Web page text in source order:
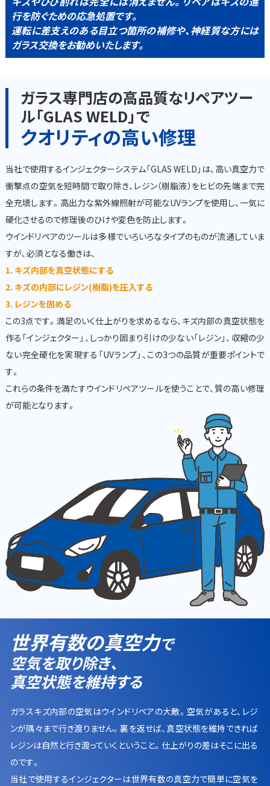
行を防ぐための応急処置です。
運転に差支えのある目立つ箇所の補修や、神経質な方には
ガラス交換をお勧めいたします。
ガラス専門店の高品質なリペアツー
ル「GLAS WELD」で
クオリティの高い修理
当社で使用するインジェクターシステム「GLAS WELD」は、高い真空力で
衝撃点の空気を短時間で取り除き、レジン（樹脂液）をヒビの先端まで完
全充填します。高出力な紫外線照射が可能なUVランプを使用し、一気に
硬化させるので修理後のひけや変色を防止します。
ウインドリペアのツールは多様でいろいろなタイプのものが流通していま
すが、必須となる働きは、
1. キズ内部を真空状態にする
2. キズの内部にレジン(樹脂)を圧入する
3. レジンを固める
この3点です。満足のいく仕上がりを求めるなら、キズ内部の真空状態を
作る「インジェクター」、しっかり固まり引けの少ない「レジン」、収縮の少
ない完全硬化を実現する「UVランプ」、この3つの品質が重要ポイントで
す。
これらの条件を満たすウインドリペアツールを使うことで、質の高い修理
が可能となります。
世界有数の真空力で
空気を取り除き、
真空状態を維持する
ガラスキズ内部の空気はウインドリペアの大敵。空気があると、レジ
ンが隅々まで行き渡りません。裏を返せば、真空状態を維持できれば
レジンは自然と行き渡っていくということ。仕上がりの差はそこに出る
のです。
当社で使用するインジェクターは世界有数の真空力で簡単に空気を